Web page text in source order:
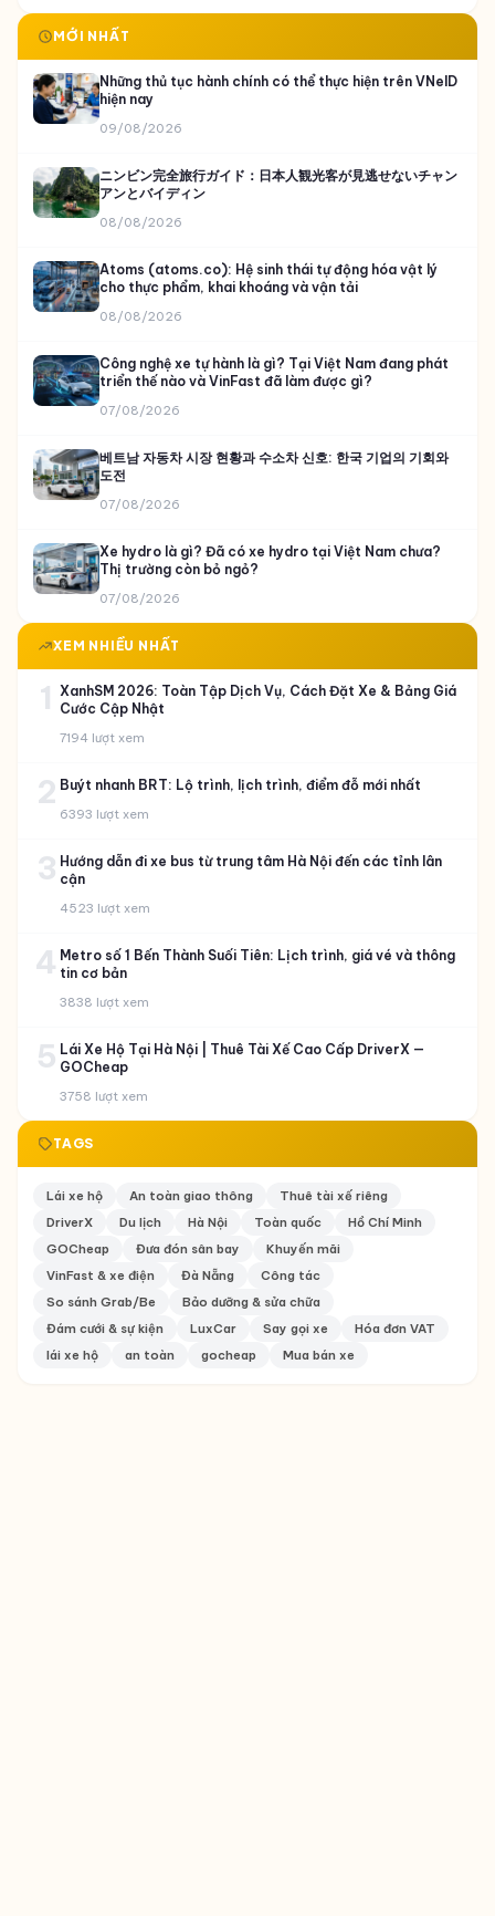
MỚI NHẤT
Những thủ tục hành chính có thể thực hiện trên VNeID
hiện nay
09/08/2026
ニンビン完全旅行ガイド：日本人観光客が見逃せないチャン
アンとバイディン
08/08/2026
Atoms (atoms.co): Hệ sinh thái tự động hóa vật lý
cho thực phẩm, khai khoáng và vận tải
08/08/2026
Công nghệ xe tự hành là gì? Tại Việt Nam đang phát
triển thế nào và VinFast đã làm được gì?
07/08/2026
베트남 자동차 시장 현황과 수소차 신호: 한국 기업의 기회와
도전
07/08/2026
Xe hydro là gì? Đã có xe hydro tại Việt Nam chưa?
Thị trường còn bỏ ngỏ?
07/08/2026
XEM NHIỀU NHẤT
1 XanhSM 2026: Toàn Tập Dịch Vụ, Cách Đặt Xe & Bảng Giá
Cước Cập Nhật
7194 lượt xem
2 Buýt nhanh BRT: Lộ trình, lịch trình, điểm đỗ mới nhất
6393 lượt xem
3 Hướng dẫn đi xe bus từ trung tâm Hà Nội đến các tỉnh lân
cận
4523 lượt xem
4 Metro số 1 Bến Thành Suối Tiên: Lịch trình, giá vé và thông
tin cơ bản
3838 lượt xem
5 Lái Xe Hộ Tại Hà Nội | Thuê Tài Xế Cao Cấp DriverX —
GOCheap
3758 lượt xem
TAGS
Lái xe hộ An toàn giao thông
Thuê tài xế riêng
DriverX
Du lịch Hà Nội Toàn quốc
Hồ Chí Minh
GOCheap
Đưa đón sân bay
Khuyến mãi
VinFast & xe điện
Đà Nẵng
Công tác
So sánh Grab/Be
Bảo dưỡng & sửa chữa
Đám cưới & sự kiện
LuxCar Say gọi xe
Hóa đơn VAT
lái xe hộ
an toàn gocheap Mua bán xe